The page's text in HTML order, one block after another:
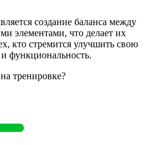
создание баланса между
элементами, что делает их
кто стремится улучшить свою
функциональность.
тренировке?